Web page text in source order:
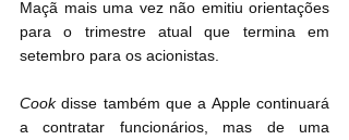
Maçã mais uma vez não emitiu orientações
para o trimestre atual que termina em
setembro para os acionistas.
Cook disse também que a Apple continuará
a contratar funcionários, mas de uma